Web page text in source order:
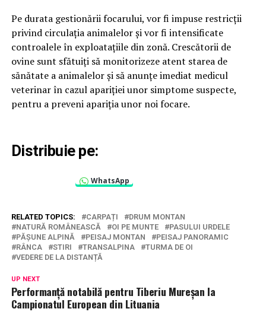
Pe durata gestionării focarului, vor fi impuse restricții
privind circulația animalelor și vor fi intensificate
controalele în exploatațiile din zonă. Crescătorii de
ovine sunt sfătuiți să monitorizeze atent starea de
sănătate a animalelor și să anunțe imediat medicul
veterinar în cazul apariției unor simptome suspecte,
pentru a preveni apariția unor noi focare.
Distribuie pe:
WhatsApp
RELATED TOPICS: CARPAȚI
DRUM MONTAN
NATURĂ ROMÂNEASCĂ
OI PE MUNTE
PASULUI URDELE
PĂȘUNE ALPINĂ
PEISAJ MONTAN
PEISAJ PANORAMIC
RÂNCA
STIRI TRANSALPINA
TURMA DE OI
VEDERE DE LA DISTANȚĂ
UP NEXT
Performanță notabilă pentru Tiberiu Mureșan la
Campionatul European din Lituania